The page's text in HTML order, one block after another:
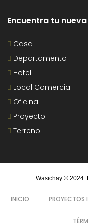
Encuentra tu
Casa
Departamento
Hotel
Local Comercial
Oficina
Proyecto
Terreno
Wasichay © 2024.
INICIO PROYECTOS